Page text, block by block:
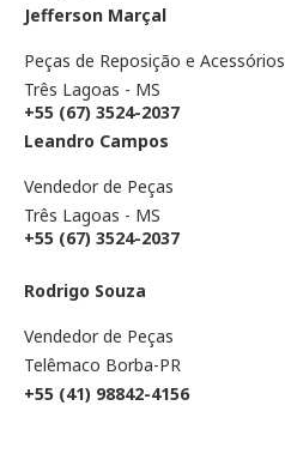
Jefferson Marçal
Peças de Reposição e Acessórios
Três Lagoas - MS
+55 (67) 3524-2037
Leandro Campos
Vendedor de Peças
Três Lagoas - MS
+55 (67) 3524-2037
Rodrigo Souza
Vendedor de Peças
Telêmaco Borba-PR
+55 (41) 98842-4156